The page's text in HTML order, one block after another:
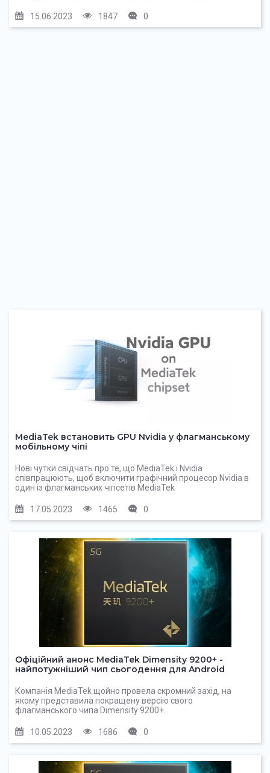
15.06.2023 1847 0
MediaTek встановить GPU Nvidia у флагманському
мобільному чіпі
Нові чутки свідчать про те, що MediaTek і Nvidia
співпрацюють, щоб включити графічний процесор Nvidia в
один із флагманських чіпсетів MediaTek
17.05.2023 1465 0
Офіційний анонс MediaTek Dimensity 9200+ -
найпотужніший чип сьогодення для Android
Компанія MediaTek щойно провела скромний захід, на
якому представила покращену версію свого
флагманського чипа Dimensity 9200+.
10.05.2023 1686 0